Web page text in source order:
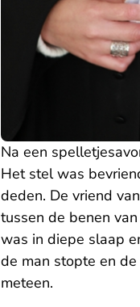
Na een
Het stel was
deden. De vriend
tussen de benen
was in diepe slaap
de man stopte en
meteen.